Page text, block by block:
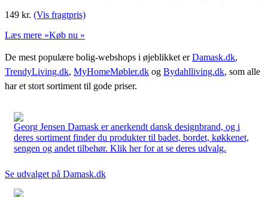
149 kr. (Vis fragtpris)
Læs mere »Køb nu »
De mest populære bolig-webshops i øjeblikket erDamask.dk,
TrendyLiving.dk, MyHomeMøbler.dk og Bydahlliving.dk, som alle
har et stort sortiment til gode priser.
Georg Jensen Damask er anerkendt dansk designbrand, og i
deres sortiment finder du produkter til badet, bordet, køkkenet,
sengen og andet tilbehør. Klik her for at se deres udvalg.
Se udvalget på Damask.dk